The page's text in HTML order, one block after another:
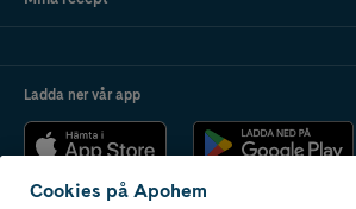
Ladda ner vår app
Cookies på Apohem